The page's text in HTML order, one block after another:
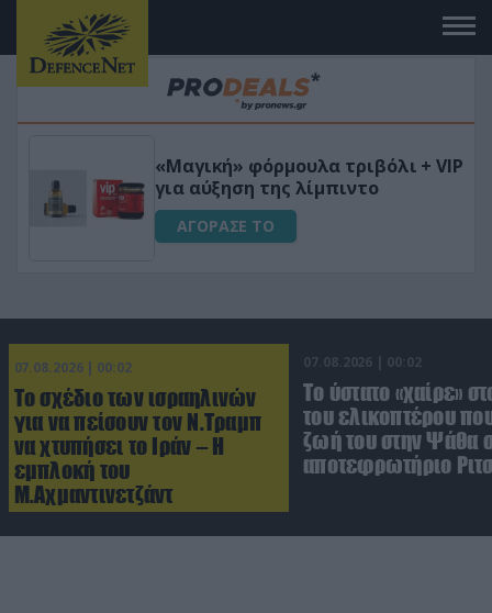
«Μαγική» φόρμουλα τριβόλι + VIP
για αύξηση της λίμπιντο
ΑΓΟΡΑΣΕ ΤΟ
07.08.2026 | 00:02
Το σχέδιο των ισραηλινών
για να πείσουν τον Ν.Τραμπ
να χτυπήσει το Ιράν – Η
εμπλοκή του
Μ.Αχμαντινετζάντ
07.08.2026 | 00:02
Το ύστατο «χαίρε»
του ελικοπτέρου
ζωή του στην Ψάθα
αποτεφρωτήριο